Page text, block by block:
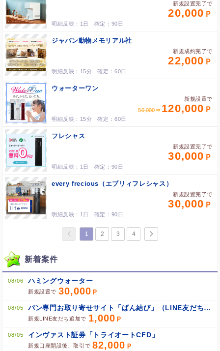
新規設置完了で
20,000
1日 90日
ジャパン動物メモリアル社
新規成約完了で
22,000
15分 60日
ウォーターワン
新規設置で
50,000
120,000
15分 60日
フレシャス
新規設置完了で
30,000
1日 90日
every frecious（エブリィフレシャス）
新規設置完了で
30,000
1日 90日
1 2 3 4
新着案件
08/06 ハミングウォーター
新規設置で 30,000
08/05 パン専門お取り寄せサイト「ぱん結び」（LINE友だち追加）
新規LINE友だち追加で 1,000
08/05 インヴァスト証券「トライオートCFD」
新規口座開設後、取引で 82,000